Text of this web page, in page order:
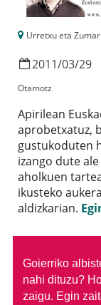
Urretxu eta
2011/03/29
Otamotz
Apirilean
aprobetxatuz,
gustukoduten
izango dute
aholkuen
ikusteko
aldizkarian.
Goierriko
nahi dituzu?
zaigu. Egin